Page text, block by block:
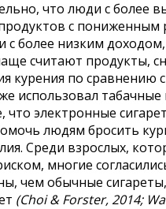
что люди с более
с
более низким доходом,
считают продукты,
курения по сравнению
использовал табачные
электронные
людям бросить
Среди взрослых,
многие
чем обычные
(Choi & Forster, 2014;